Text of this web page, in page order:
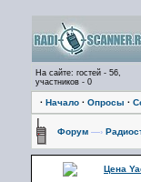
На сайте: гостей - 56,
участников - 0
· Начало · Опросы ·
Форум —›
Цена